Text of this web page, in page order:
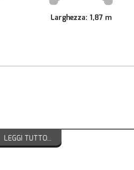
Larghezza: 1,87 m
LEGGI TUTTO...